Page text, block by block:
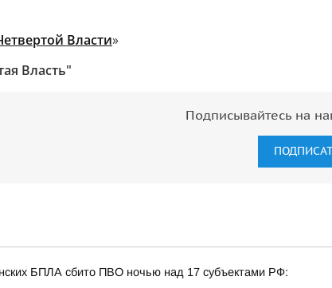
Власти»
Власть"
Подписывайтесь на
БПЛА сбито ПВО ночью над 17 субъектами РФ: